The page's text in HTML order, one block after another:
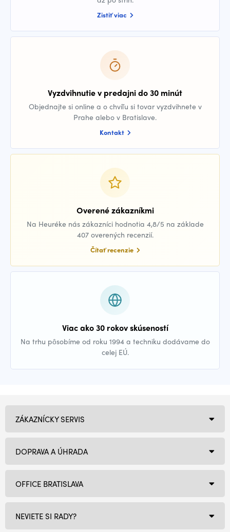
Zistiť viac
Vyzdvihnutie v predajni do 30 minút
Objednajte si online a o chvíľu si tovar vyzdvihnete v
Prahe alebo v Bratislave.
Kontakt
Overené zákazníkmi
Na Heuréke nás zákazníci hodnotia 4,8/5 na základe
407 overených recenzií.
Čítať recenzie
Viac ako 30 rokov skúseností
Na trhu pôsobíme od roku 1994 a techniku dodávame do
celej EÚ.
OFFICE BRATISLAVA
NEVIETE SI RADY?
ZÁKAZNÍCKY SERVIS
DOPRAVA A ÚHRADA